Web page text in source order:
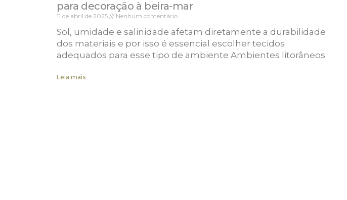
para decoração à beira-mar
11 de abril de 2025 Nenhum comentário
Sol, umidade e salinidade afetam diretamente a durabilidade
dos materiais e por isso é essencial escolher tecidos
adequados para esse tipo de ambiente Ambientes litorâneos
Leia mais